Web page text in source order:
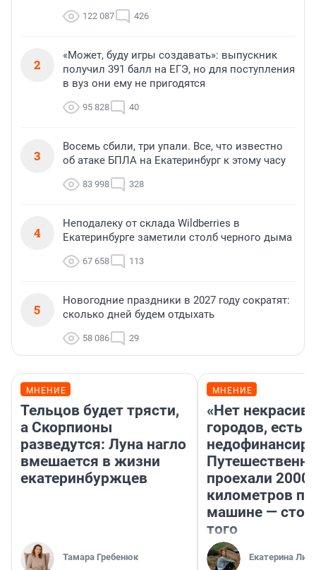
122 087 426
2
«Может, буду игры создавать»: выпускник
получил 391 балл на ЕГЭ, но для поступления
в вуз они ему не пригодятся
95 828 40
3
Восемь сбили, три упали. Все, что известно
об атаке БПЛА на Екатеринбург к этому часу
83 998 328
4
Неподалеку от склада Wildberries в
Екатеринбурге заметили столб черного дыма
67 658 113
5
Новогодние праздники в 2027 году сократят:
сколько дней будем отдыхать
58 086 29
МНЕНИЕ
Тельцов будет трясти,
а Скорпионы
разведутся: Луна нагло
вмешается в жизни
екатеринбуржцев
Тамара Гребенюк
МНЕНИЕ
«Нет
городов, есть
проехали 2000
километров по
машине —
того
Екатерина